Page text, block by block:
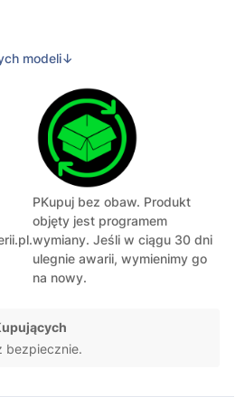
modeli↓
PKupuj bez obaw. Produkt
objęty jest programem
wymiany. Jeśli w ciągu 30 dni
ulegnie awarii, wymienimy go
na nowy.
bezpiecznie.